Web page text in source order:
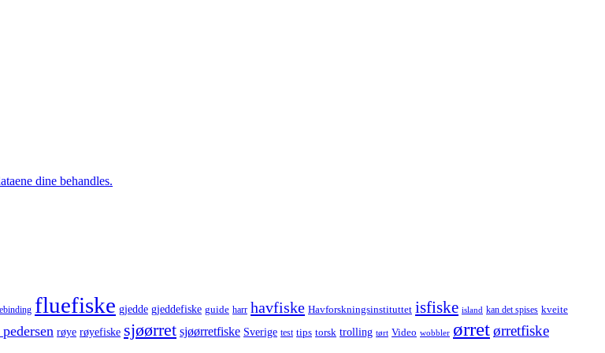
dine behandles.
fluefiske gjedde gjeddefiske guide harr havfiske Havforskningsinstituttet isfiske island kan det spises kveite
røye røyefiske sjøørret sjøørretfiske Sverige test tips torsk trolling tørt Video wobbler ørretørretfiske